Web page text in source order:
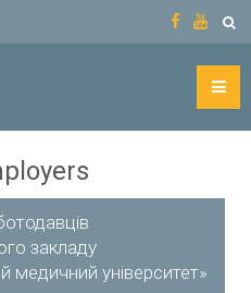
закладу
медичний університет»